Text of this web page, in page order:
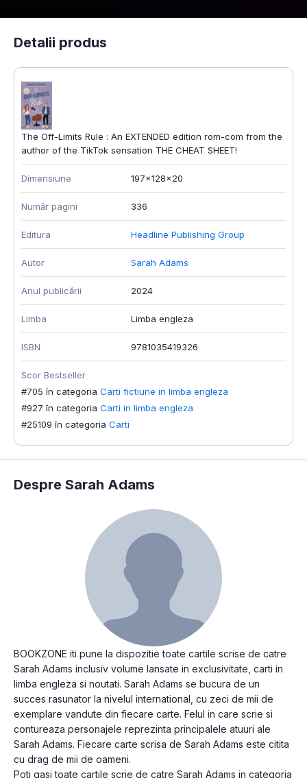
Detalii produs
The Off-Limits Rule : An EXTENDED edition rom-com from the
author of the TikTok sensation THE CHEAT SHEET!
Dimensiune 197x128x20
Număr pagini 336
Editura Headline Publishing Group
Autor Sarah Adams
Anul publicării 2024
Limba Limba engleza
ISBN 9781035419326
Scor Bestseller
#705 în categoria Carti fictiune in limba engleza
#927 în categoria Carti in limba engleza
#25109 în categoria Carti
Despre Sarah Adams
BOOKZONE iti pune la dispozitie toate cartile scrise de catre
Sarah Adams inclusiv volume lansate in exclusivitate, carti in
limba engleza si noutati. Sarah Adams se bucura de un
succes rasunator la nivelul international, cu zeci de mii de
exemplare vandute din fiecare carte. Felul in care scrie si
contureaza personajele reprezinta principalele atuuri ale
Sarah Adams. Fiecare carte scrisa de Sarah Adams este citita
cu drag de mii de oameni.
Poti gasi toate cartile scrie de catre Sarah Adams in categoria